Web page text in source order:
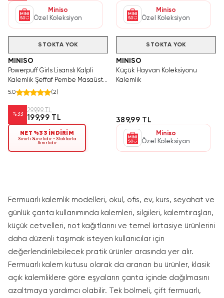
Miniso
Özel Koleksiyon
Miniso
Özel Koleksiyon
STOKTA YOK
MINISO
Powerpuff Girls Lisanslı Kalpli
Kalemlik Şeffaf Pembe Masaüstü
Organizer 12 Cm
5.0 (2)
%33
299,99 TL
199,99 TL
NET %33 İNDİRİM
Sınırlı Sürelidir • Stoklarla
Sınırlıdır
STOKTA YOK
MINISO
Küçük Hayvan Koleksiyonu
Kalemlik
389,99 TL
Miniso
Özel Koleksiyon
Fermuarlı kalemlik modelleri, okul, ofis, ev, kurs, seyahat ve
günlük çanta kullanımında kalemleri, silgileri, kalemtıraşları,
küçük cetvelleri, not kağıtlarını ve temel kırtasiye ürünlerini
daha düzenli taşımak isteyen kullanıcılar için
değerlendirilebilecek pratik ürünler arasında yer alır.
Fermuarlı kalem kutusu olarak da aranan bu ürünler, klasik
açık kalemliklere göre eşyaların çanta içinde dağılmasını
azaltmaya yardımcı olabilir. Tek bölmeli, çift fermuarlı,